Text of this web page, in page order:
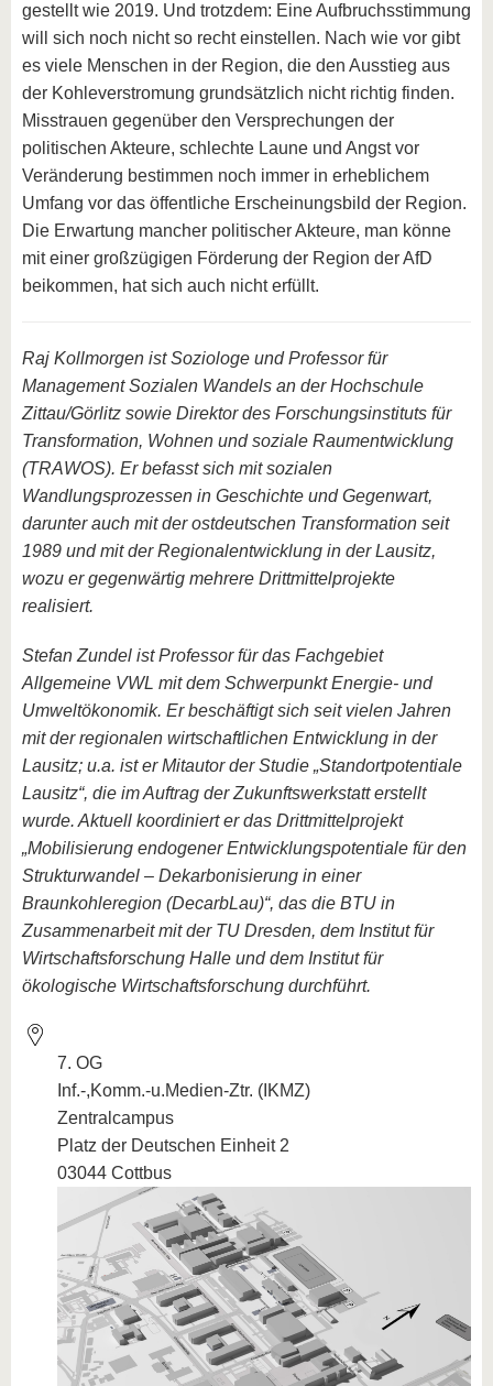
gestellt wie 2019. Und trotzdem: Eine Aufbruchsstimmung
will sich noch nicht so recht einstellen. Nach wie vor gibt
es viele Menschen in der Region, die den Ausstieg aus
der Kohleverstromung grundsätzlich nicht richtig finden.
Misstrauen gegenüber den Versprechungen der
politischen Akteure, schlechte Laune und Angst vor
Veränderung bestimmen noch immer in erheblichem
Umfang vor das öffentliche Erscheinungsbild der Region.
Die Erwartung mancher politischer Akteure, man könne
mit einer großzügigen Förderung der Region der AfD
beikommen, hat sich auch nicht erfüllt.
Raj Kollmorgen ist Soziologe und Professor für
Management Sozialen Wandels an der Hochschule
Zittau/Görlitz sowie Direktor des Forschungsinstituts für
Transformation, Wohnen und soziale Raumentwicklung
(TRAWOS). Er befasst sich mit sozialen
Wandlungsprozessen in Geschichte und Gegenwart,
darunter auch mit der ostdeutschen Transformation seit
1989 und mit der Regionalentwicklung in der Lausitz,
wozu er gegenwärtig mehrere Drittmittelprojekte
realisiert.
Stefan Zundel ist Professor für das Fachgebiet
Allgemeine VWL mit dem Schwerpunkt Energie- und
Umweltökonomik. Er beschäftigt sich seit vielen Jahren
mit der regionalen wirtschaftlichen Entwicklung in der
Lausitz; u.a. ist er Mitautor der Studie „Standortpotentiale
Lausitz“, die im Auftrag der Zukunftswerkstatt erstellt
wurde. Aktuell koordiniert er das Drittmittelprojekt
„Mobilisierung endogener Entwicklungspotentiale für den
Strukturwandel – Dekarbonisierung in einer
Braunkohleregion (DecarbLau)“, das die BTU in
Zusammenarbeit mit der TU Dresden, dem Institut für
Wirtschaftsforschung Halle und dem Institut für
ökologische Wirtschaftsforschung durchführt.
7. OG
Inf.-,Komm.-u.Medien-Ztr. (IKMZ)
Zentralcampus
Platz der Deutschen Einheit 2
03044 Cottbus